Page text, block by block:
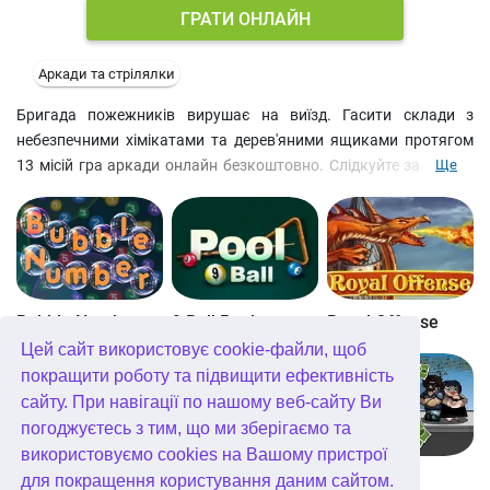
Цей сайт використовує cookie-файли, щоб
покращити роботу та підвищити ефективність
сайту. При навігації по нашому веб-сайту Ви
погоджуєтесь з тим, що ми зберігаємо та
використовуємо cookies на Вашому пристрої
для покращення користування даним сайтом.
ГРАТИ ОНЛАЙН
Аркади та стрілялки
Бригада пожежників вирушає на виїзд. Гасити склади з
небезпечними хімікатами та дерев'яними ящиками протягом
13 місій гра аркади онлайн безкоштовно. Слідкуйте за рівнем
Стати справжнім героєм і спробуйте другий платформер серії,
Infeerno: Meltdown.
Ще
Bubble Number 9 Ball Pool Royal Offense
Blockz! Королівство Кітта Go Repo